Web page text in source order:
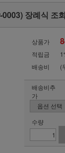
장례식 조
상품가
적립금
배송비
(
배송비추
가
수량